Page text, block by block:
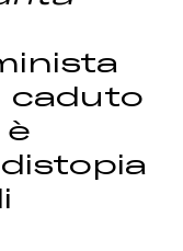
caduto
è